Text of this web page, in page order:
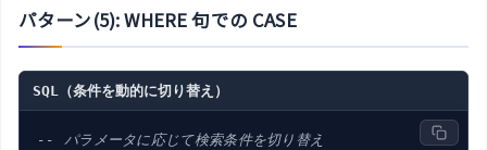
パターン(5): WHERE 句での CASE
SQL（条件を動的に切り替え）
-- パラメータに応じて検索条件を切り替え